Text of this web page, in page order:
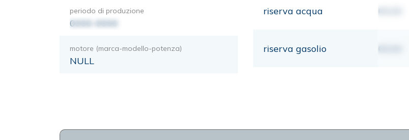
periodo di produzione
0000-0000
motore (marca-modello-potenza)
NULL
riserva acqua 00,00
riserva gasolio 00,00